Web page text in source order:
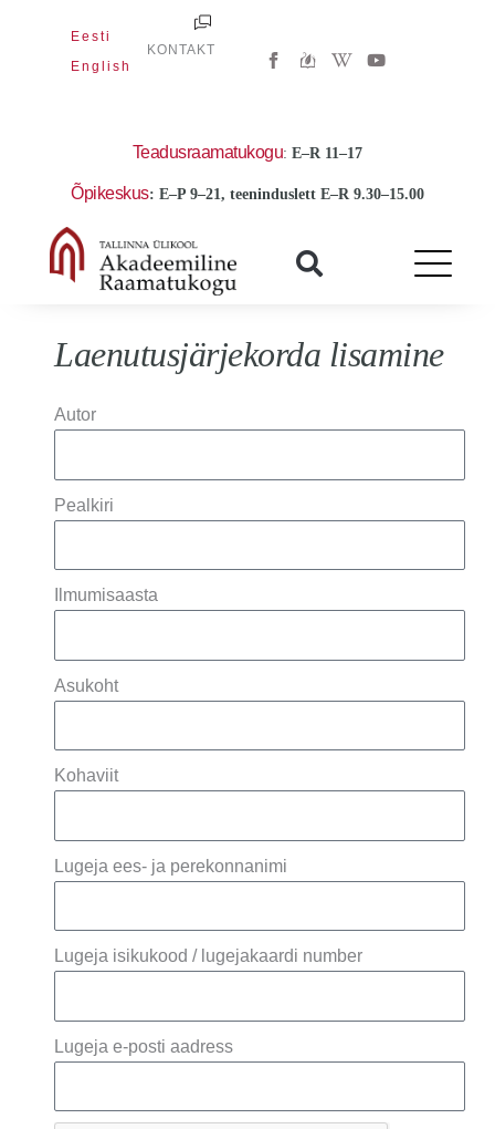
Eesti
English
KONTAKT
W
i
d
-
Y
o
Teadusraamatukogu:E–R 11–17
Õpikeskus: E–P 9–21, teeninduslett E–R 9.30–15.00
Laenutusjärjekorda lisamine
Autor
Pealkiri
Ilmumisaasta
Asukoht
Kohaviit
Lugeja ees- ja perekonnanimi
Lugeja isikukood / lugejakaardi number
Lugeja e-posti aadress